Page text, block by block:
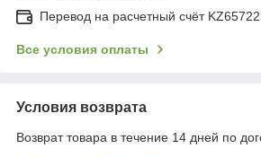
Перевод на расчетный счёт
Все условия оплаты
Условия возврата
Возврат товара в течение 14 дней по